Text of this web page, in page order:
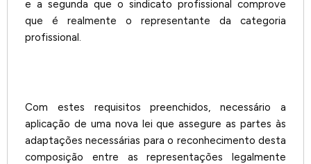
e a segunda que o sindicato profissional comprove
que é realmente o representante da categoria
profissional.
Com estes requisitos preenchidos, necessário a
aplicação de uma nova lei que assegure as partes às
adaptações necessárias para o reconhecimento desta
composição entre as representações legalmente